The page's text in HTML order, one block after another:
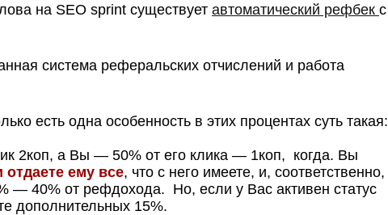
на SEO sprint существует автоматический рефбек с
система реферальских отчислений и работа
есть одна особенность в этих процентах суть такая:
2коп, а Вы — 50% от его клика — 1коп, когда. Вы
ему все, что с него имеете, и, соответственно,
40% от рефдохода. Но, если у Вас активен статус
дополнительных 15%.